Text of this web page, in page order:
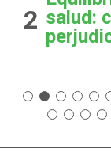
2 salud: